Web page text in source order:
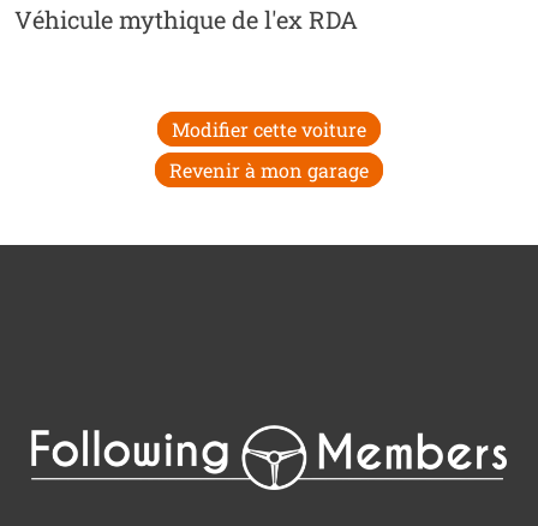
Véhicule mythique de l'ex RDA
Modifier cette voiture
Revenir à mon garage